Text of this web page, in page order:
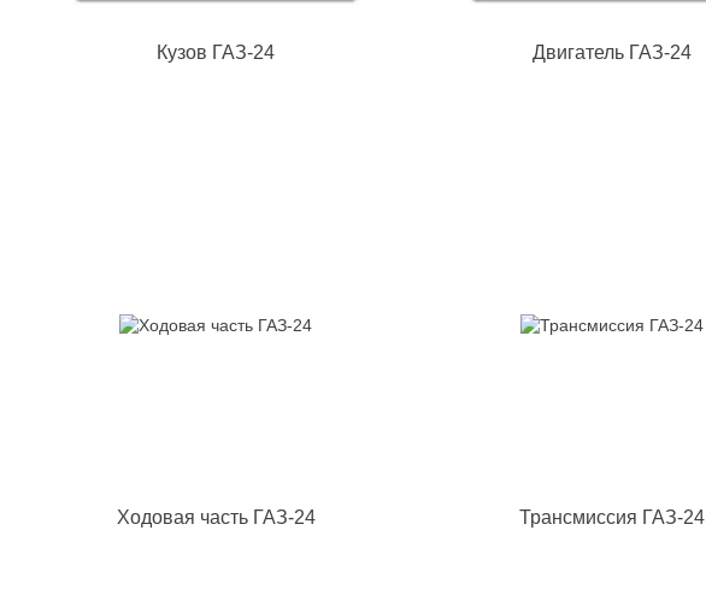
Кузов ГАЗ-24 Двигатель ГАЗ-24
Ходовая часть ГАЗ-24 Трансмиссия ГАЗ-24